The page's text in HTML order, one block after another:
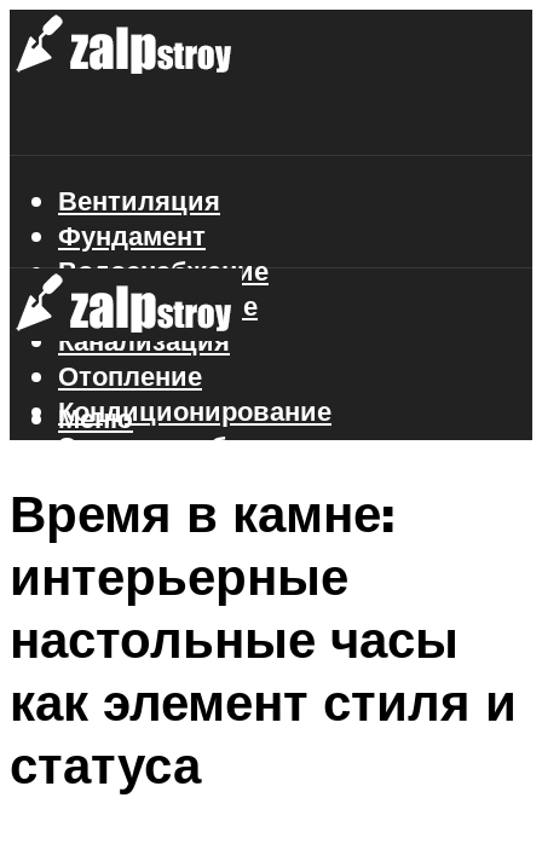
Вентиляция
Фундамент
Водоснабжение
Газоснабжение
Канализация
Отопление
Кондиционирование
Электроснабжение
Меню
Меню
Время в камне:
интерьерные
настольные часы
как элемент стиля и
статуса